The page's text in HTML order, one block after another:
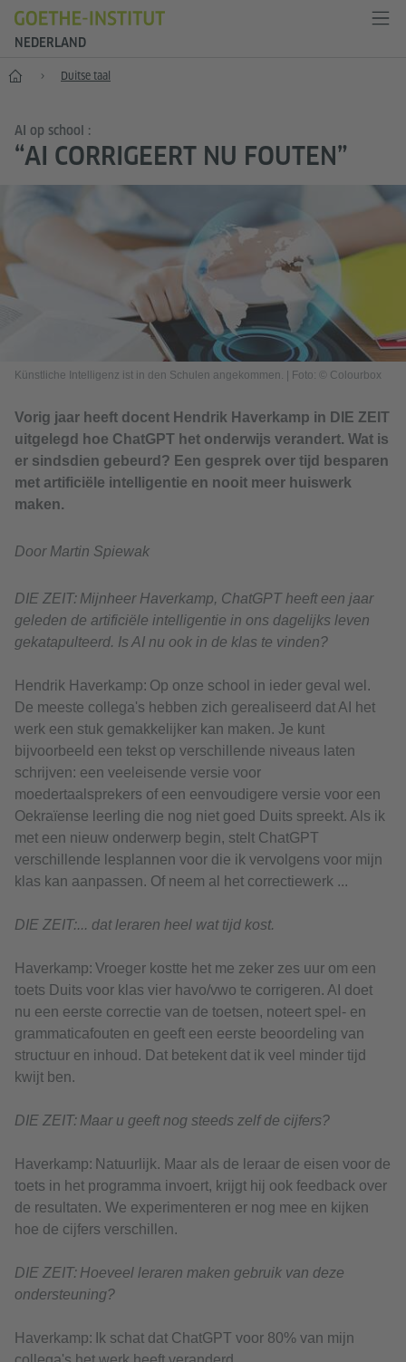
NEDERLAND
Goethe-Institut Niederlande
Duitse taal
AI op school :
“AI CORRIGEERT NU FOUTEN”
Künstliche Intelligenz ist in den Schulen angekommen. Foto: © Colourbox
Vorig jaar heeft docent Hendrik Haverkamp in DIE ZEIT
uitgelegd hoe ChatGPT het onderwijs verandert. Wat is
er sindsdien gebeurd? Een gesprek over tijd besparen
met artificiële intelligentie en nooit meer huiswerk
maken.
Door Martin Spiewak
DIE ZEIT: Mijnheer Haverkamp, ChatGPT heeft een jaar
geleden de artificiële intelligentie in ons dagelijks leven
gekatapulteerd. Is AI nu ook in de klas te vinden?
Hendrik Haverkamp: Op onze school in ieder geval wel.
De meeste collega's hebben zich gerealiseerd dat AI het
werk een stuk gemakkelijker kan maken. Je kunt
bijvoorbeeld een tekst op verschillende niveaus laten
schrijven: een veeleisende versie voor
moedertaalsprekers of een eenvoudigere versie voor een
Oekraïense leerling die nog niet goed Duits spreekt. Als ik
met een nieuw onderwerp begin, stelt ChatGPT
verschillende lesplannen voor die ik vervolgens voor mijn
klas kan aanpassen. Of neem al het correctiewerk ...
DIE ZEIT:... dat leraren heel wat tijd kost.
Haverkamp: Vroeger kostte het me zeker zes uur om een
toets Duits voor klas vier havo/vwo te corrigeren. AI doet
nu een eerste correctie van de toetsen, noteert spel- en
grammaticafouten en geeft een eerste beoordeling van
structuur en inhoud. Dat betekent dat ik veel minder tijd
kwijt ben.
DIE ZEIT: Maar u geeft nog steeds zelf de cijfers?
Haverkamp: Natuurlijk. Maar als de leraar de eisen voor de
toets in het programma invoert, krijgt hij ook feedback over
de resultaten. We experimenteren er nog mee en kijken
hoe de cijfers verschillen.
DIE ZEIT: Hoeveel leraren maken gebruik van deze
ondersteuning?
Haverkamp: Ik schat dat ChatGPT voor 80% van mijn